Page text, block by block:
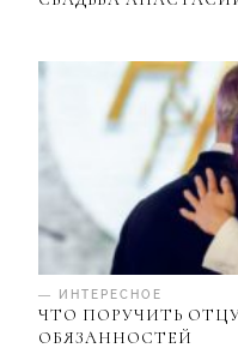
— ИНТЕРЕСНОЕ
ЧТО ПОРУЧИТЬ
ОБЯЗАННОСТЕЙ